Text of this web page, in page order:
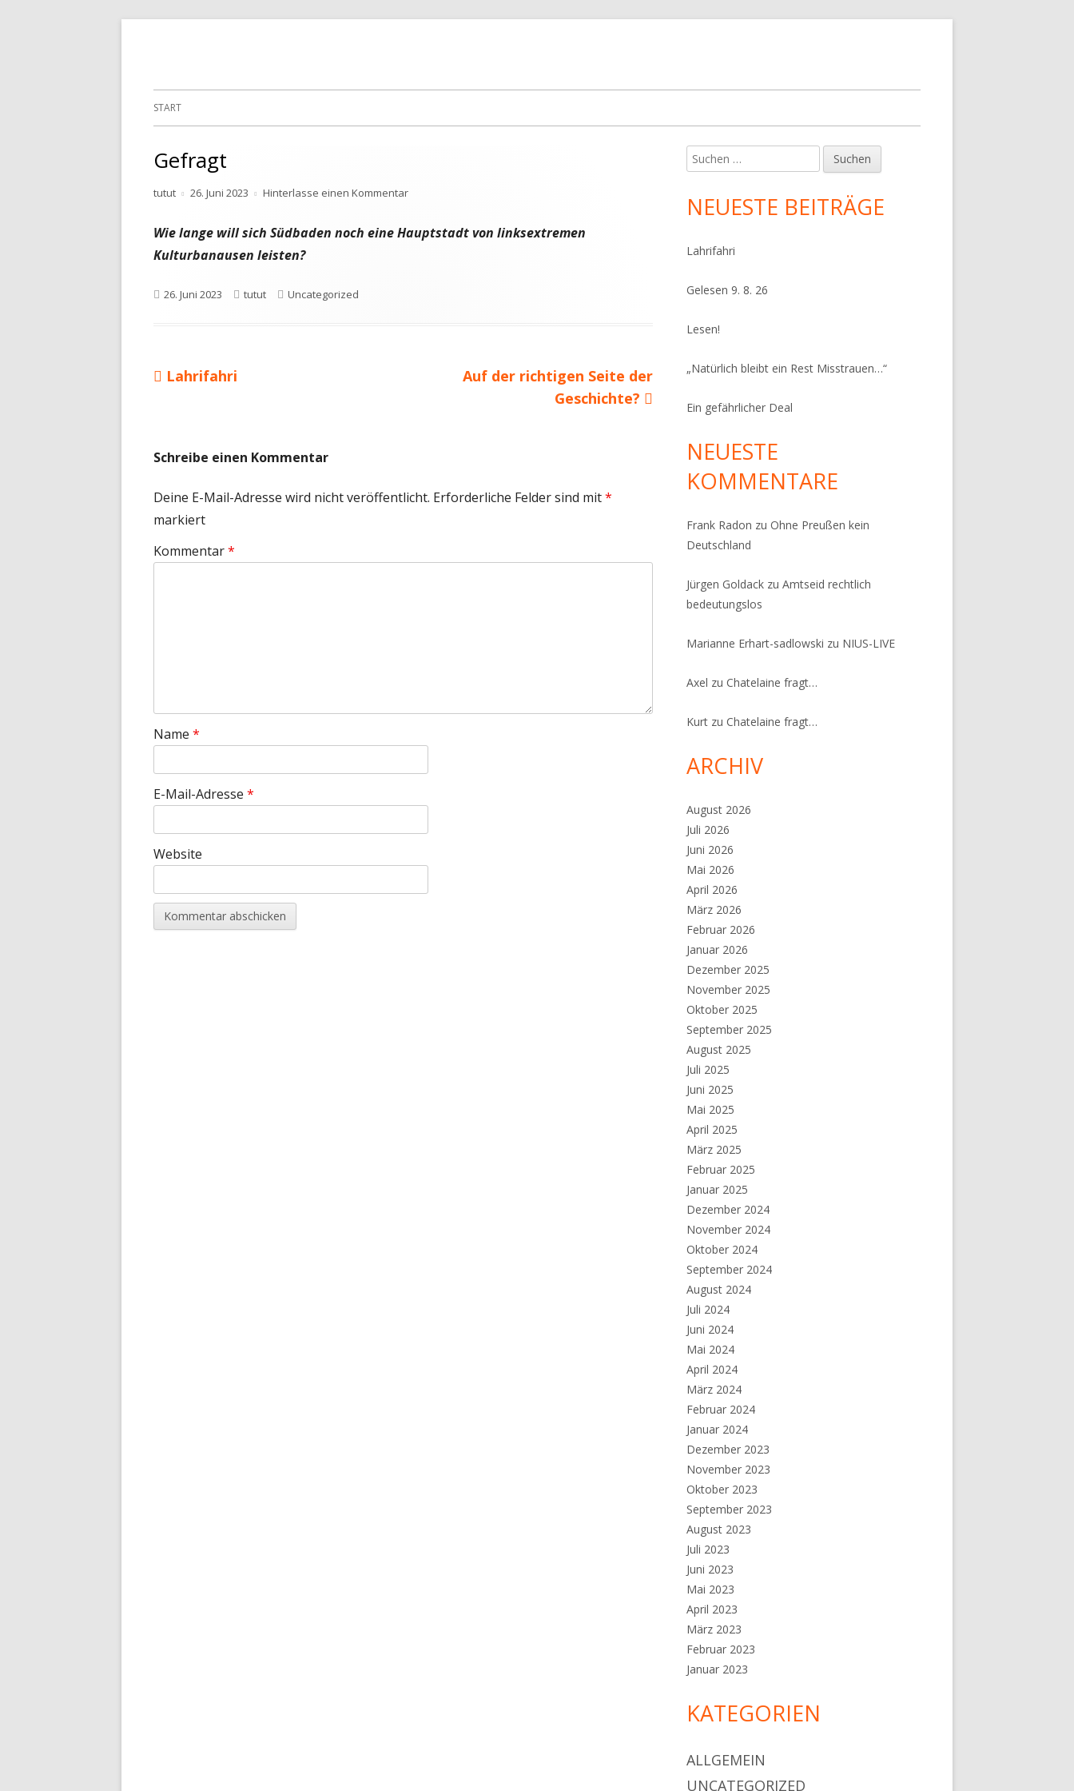
Primäres
START
Gefragt
Autor
tutut
Veröffentlicht
26. Juni 2023 Hinterlasse einen Kommentarzu Gefragt
Wie lange will sich Südbaden noch eine Hauptstadt von linksextremen
Kulturbanausen leisten?
Veröffentlicht
26. Juni 2023 Autor
tutut Kategorien
Uncategorized
Beitragsnavigation
Vorheriger
Lahrifahri
Nächster
Auf der richtigen Seite der
Geschichte?
Schreibe einen Kommentar
Deine E-Mail-Adresse wird nicht veröffentlicht. Erforderliche Felder sind mit*
markiert
Kommentar*
Name *
E-Mail-Adresse *
Website
Haupt-
Seitenleiste
Suchen
nach:
NEUESTE BEITRÄGE
Lahrifahri
Gelesen 9. 8. 26
Lesen!
„Natürlich bleibt ein Rest Misstrauen…“
Ein gefährlicher Deal
NEUESTE
KOMMENTARE
Frank Radon zuOhne Preußen kein
Deutschland
Jürgen Goldack zuAmtseid rechtlich
bedeutungslos
Marianne Erhart-sadlowski zu NIUS-LIVE
Axel zuChatelaine fragt…
Kurt zuChatelaine fragt…
ARCHIV
August 2026
Juli 2026
Juni 2026
Mai 2026
April 2026
März 2026
Februar 2026
Januar 2026
Dezember 2025
November 2025
Oktober 2025
September 2025
August 2025
Juli 2025
Juni 2025
Mai 2025
April 2025
März 2025
Februar 2025
Januar 2025
Dezember 2024
November 2024
Oktober 2024
September 2024
August 2024
Juli 2024
Juni 2024
Mai 2024
April 2024
März 2024
Februar 2024
Januar 2024
Dezember 2023
November 2023
Oktober 2023
September 2023
August 2023
Juli 2023
Juni 2023
Mai 2023
April 2023
März 2023
Februar 2023
Januar 2023
KATEGORIEN
ALLGEMEIN
UNCATEGORIZED